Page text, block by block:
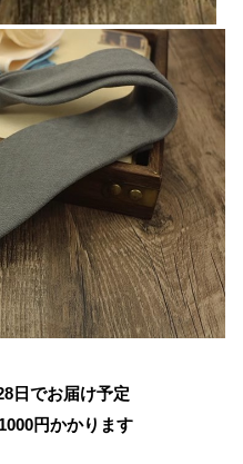
日でお届け予定
1000円かかります